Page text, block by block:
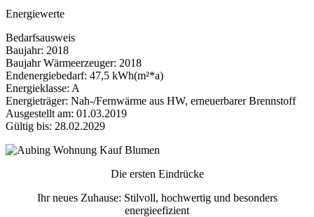
Energiewerte
Bedarfsausweis
Baujahr: 2018
Baujahr Wärmeerzeuger: 2018
Endenergiebedarf: 47,5 kWh(m²*a)
Energieklasse: A
Energieträger: Nah-/Fernwärme aus HW, erneuerbarer Brennstoff
Ausgestellt am: 01.03.2019
Gültig bis: 28.02.2029
Die ersten Eindrücke
Ihr neues Zuhause: Stilvoll, hochwertig und besonders
energieefizient